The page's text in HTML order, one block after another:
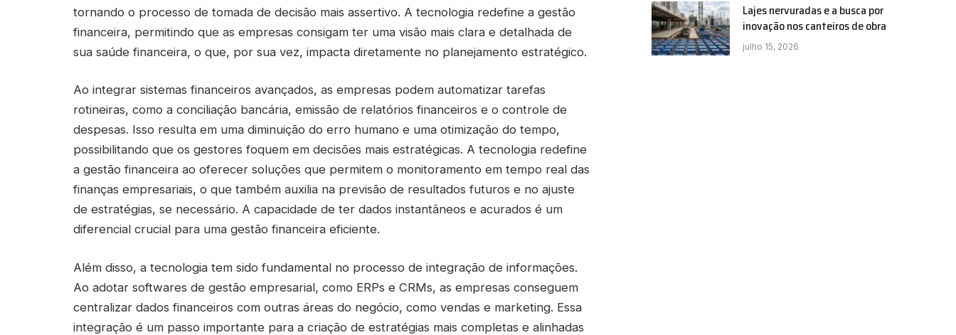
tornando o processo de tomada de decisão mais assertivo. A tecnologia redefine a gestão
financeira, permitindo que as empresas consigam ter uma visão mais clara e detalhada de
sua saúde financeira, o que, por sua vez, impacta diretamente no planejamento estratégico.
Ao integrar sistemas financeiros avançados, as empresas podem automatizar tarefas
rotineiras, como a conciliação bancária, emissão de relatórios financeiros e o controle de
despesas. Isso resulta em uma diminuição do erro humano e uma otimização do tempo,
possibilitando que os gestores foquem em decisões mais estratégicas. A tecnologia redefine
a gestão financeira ao oferecer soluções que permitem o monitoramento em tempo real das
finanças empresariais, o que também auxilia na previsão de resultados futuros e no ajuste
de estratégias, se necessário. A capacidade de ter dados instantâneos e acurados é um
diferencial crucial para uma gestão financeira eficiente.
Além disso, a tecnologia tem sido fundamental no processo de integração de informações.
Ao adotar softwares de gestão empresarial, como ERPs e CRMs, as empresas conseguem
centralizar dados financeiros com outras áreas do negócio, como vendas e marketing. Essa
integração é um passo importante para a criação de estratégias mais completas e alinhadas
Lajes nervuradas e a busca por
inovação nos canteiros de obra
julho 15, 2026